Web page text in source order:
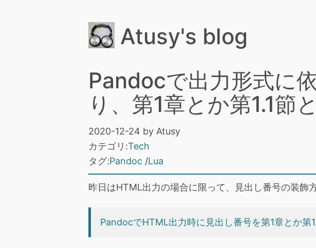
Atusy's blog
Pandocで出力形式に
り、第1章とか第1.1節
2020-12-24 by Atusy
カテゴリ:Tech
タグ:Pandoc Lua
昨日はHTML出力の場合に限って、見出し番号の装飾
PandocでHTML出力時に見出し番号を第1章とか第